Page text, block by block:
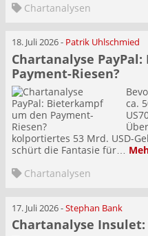
Chartanalysen
18. Juli 2026- Patrik Uhlschmied
Chartanalyse
Payment-Riesen?
ca.
kolportiertes 53 Mrd. USD-
schürt die Fantasie für…
Chartanalysen
17. Juli 2026-Stephan Bank
Chartanalyse